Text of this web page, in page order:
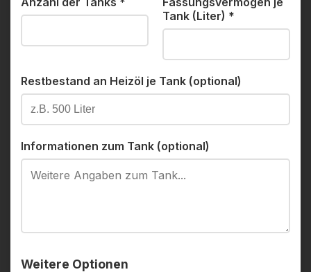
Tank (Liter) *
Restbestand an Heizöl je Tank (optional)
Informationen zum Tank (optional)
Weitere Optionen